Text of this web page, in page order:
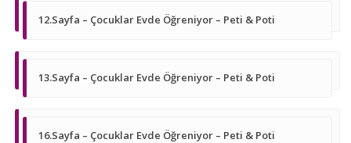
12.Sayfa – Çocuklar Evde Öğreniyor – Peti & Poti
13.Sayfa – Çocuklar Evde Öğreniyor – Peti & Poti
16.Sayfa – Çocuklar Evde Öğreniyor – Peti & Poti